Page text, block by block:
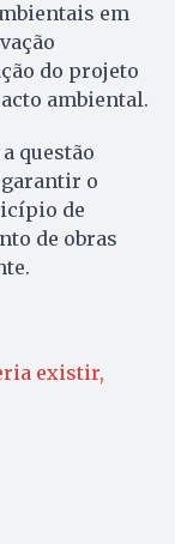
em
do projeto
ambiental.
questão
garantir o
de
de obras
existir,